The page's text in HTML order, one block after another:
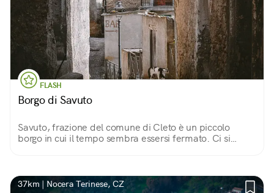
FLASH
Borgo di Savuto
Savuto, frazione del comune di Cleto è un piccolo
borgo in cui il tempo sembra essersi fermato. Ci si
37km | Nocera Terinese, CZ